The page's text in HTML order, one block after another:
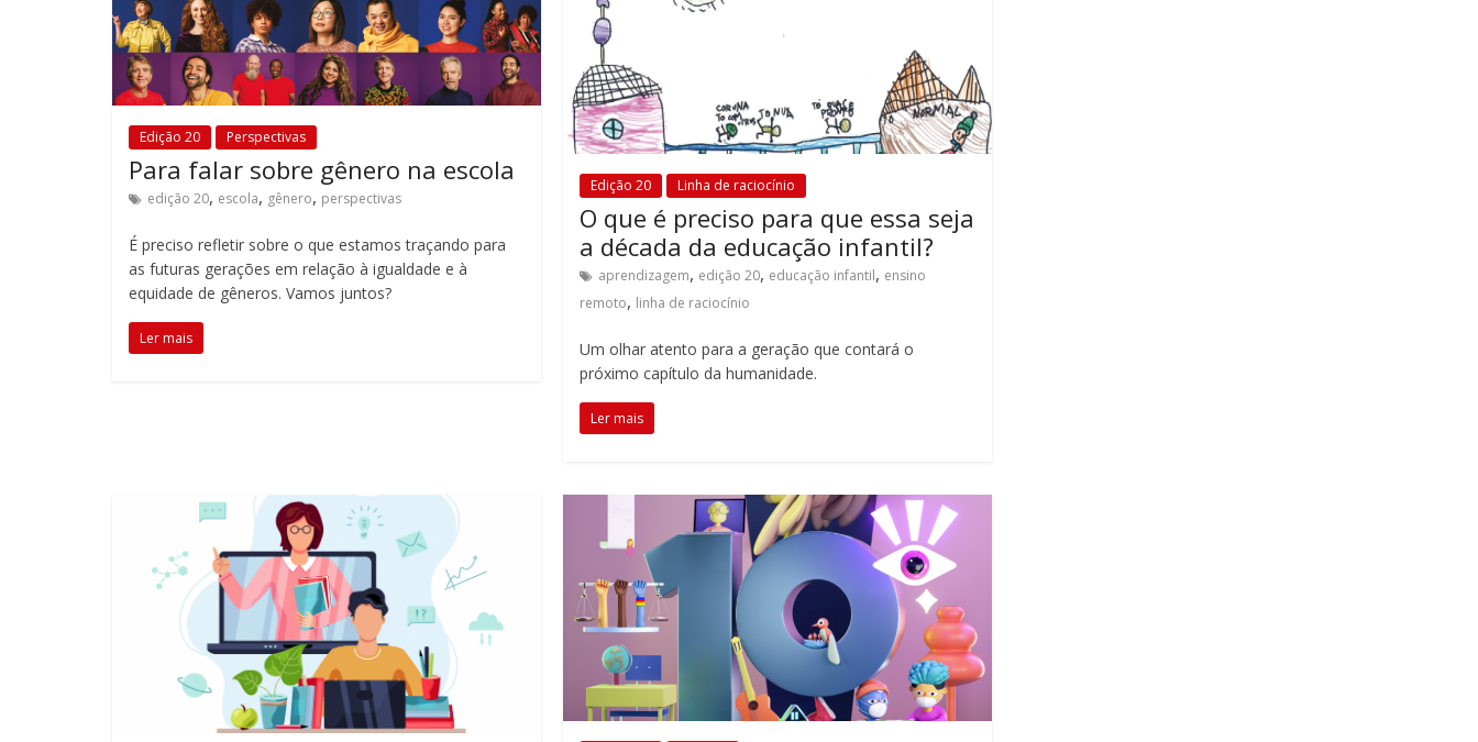
Edição 20 Perspectivas
Para falar sobre gênero na escola
edição 20, escola, gênero, perspectivas
É preciso refletir sobre o que estamos traçando para
as futuras gerações em relação à igualdade e à
equidade de gêneros. Vamos juntos?
Ler mais
Edição 20 Linha de raciocínio
O que é preciso para que essa seja
a década da educação infantil?
aprendizagem, edição 20, educação infantil, ensino
remoto, linha de raciocínio
Um olhar atento para a geração que contará o
próximo capítulo da humanidade.
Ler mais